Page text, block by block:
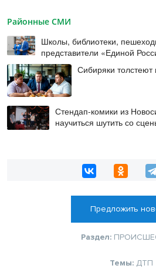
Районные СМИ
Школы, библиотеки,
представители «Единой
работы на социальных
Сибиряки
Стендап-комики из
научиться шутить со
Предложить
Раздел:
Темы: ДТП